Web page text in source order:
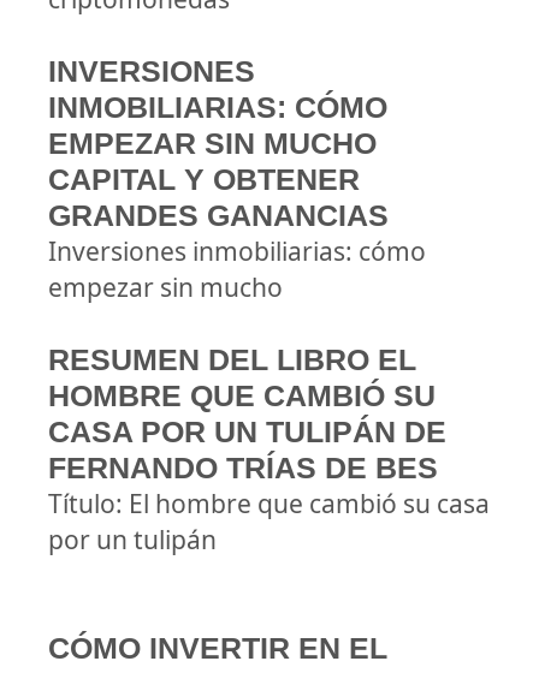
INVERSIONES
INMOBILIARIAS: CÓMO
EMPEZAR SIN MUCHO
CAPITAL Y OBTENER
GRANDES GANANCIAS
Inversiones inmobiliarias: cómo
empezar sin mucho
RESUMEN DEL LIBRO EL
HOMBRE QUE CAMBIÓ SU
CASA POR UN TULIPÁN DE
FERNANDO TRÍAS DE BES
Título: El hombre que cambió su casa
por un tulipán
CÓMO INVERTIR EN EL